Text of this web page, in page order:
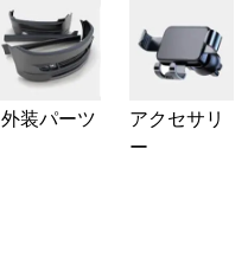
外装パーツ
アクセサリ
ー